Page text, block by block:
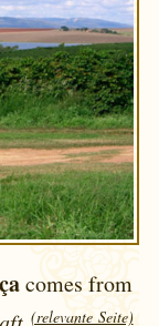
comes from
(relevante Seite)